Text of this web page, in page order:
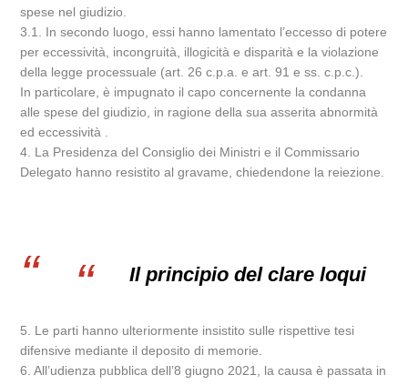
spese nel giudizio.
3.1. In secondo luogo, essi hanno lamentato l’eccesso di potere
per eccessività, incongruità, illogicità e disparità e la violazione
della legge processuale (art. 26 c.p.a. e art. 91 e ss. c.p.c.).
In particolare, è impugnato il capo concernente la condanna
alle spese del giudizio, in ragione della sua asserita abnormità
ed eccessività .
4. La Presidenza del Consiglio dei Ministri e il Commissario
Delegato hanno resistito al gravame, chiedendone la reiezione.
Il principio del clare loqui
5. Le parti hanno ulteriormente insistito sulle rispettive tesi
difensive mediante il deposito di memorie.
6. All’udienza pubblica dell’8 giugno 2021, la causa è passata in